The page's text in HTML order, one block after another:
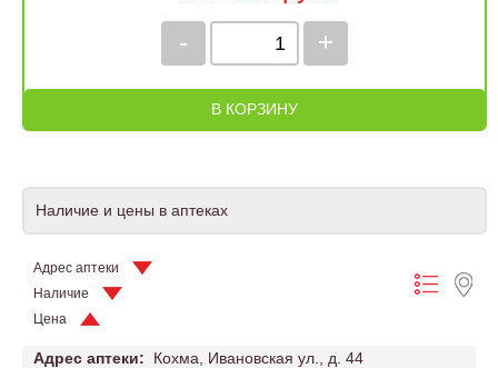
+
-
В КОРЗИНУ
Наличие и цены в аптеках
Адрес аптеки
Наличие
Цена
Адрес аптеки:
Кохма, Ивановская ул., д. 44